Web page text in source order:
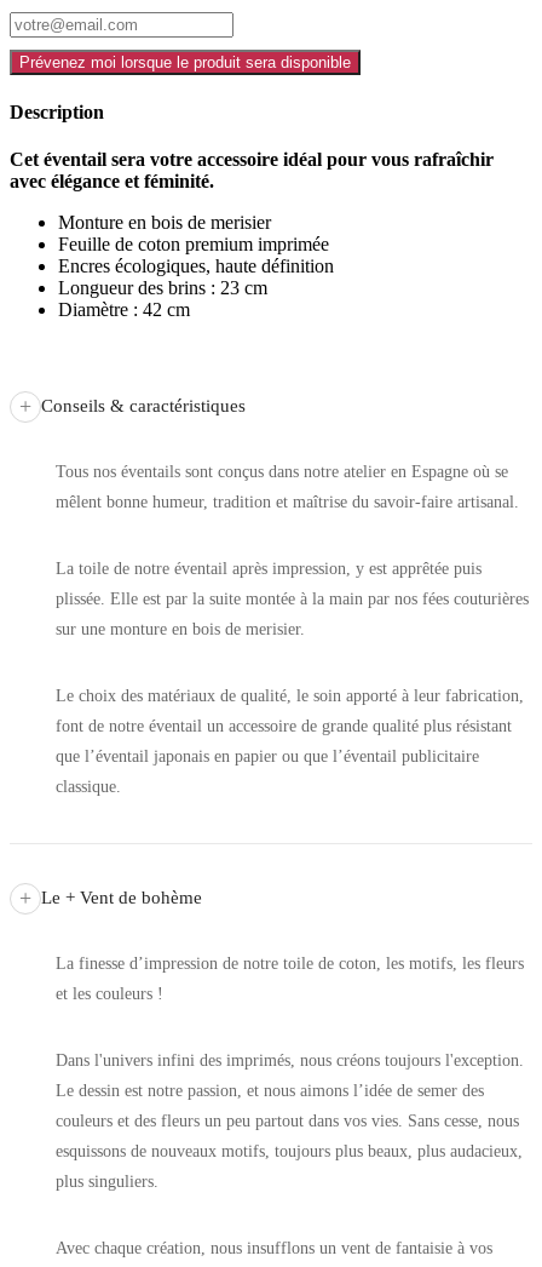
Prévenez moi lorsque le produit sera disponible
Description
Cet éventail sera votre accessoire idéal pour vous rafraîchir
avec élégance et féminité.
Monture en bois de merisier
Feuille de coton premium imprimée
Encres écologiques, haute définition
Longueur des brins : 23 cm
Diamètre : 42 cm
+ Conseils & caractéristiques
Tous nos éventails sont conçus dans notre atelier en Espagne où se
mêlent bonne humeur, tradition et maîtrise du savoir-faire artisanal.
La toile de notre éventail après impression, y est apprêtée puis
plissée. Elle est par la suite montée à la main par nos fées couturières
sur une monture en bois de merisier.
Le choix des matériaux de qualité, le soin apporté à leur fabrication,
font de notre éventail un accessoire de grande qualité plus résistant
que l’éventail japonais en papier ou que l’éventail publicitaire
classique.
+ Le + Vent de bohème
La finesse d’impression de notre toile de coton, les motifs, les fleurs
et les couleurs !
Dans l'univers infini des imprimés, nous créons toujours l'exception.
Le dessin est notre passion, et nous aimons l’idée de semer des
couleurs et des fleurs un peu partout dans vos vies. Sans cesse, nous
esquissons de nouveaux motifs, toujours plus beaux, plus audacieux,
plus singuliers.
Avec chaque création, nous insufflons un vent de fantaisie à vos